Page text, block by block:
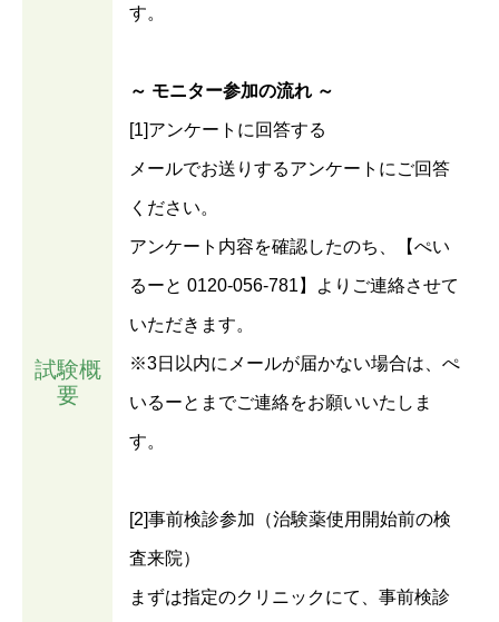
試験概
要
す。
～ モニター参加の流れ ～
[1]アンケートに回答する
メールでお送りするアンケートにご回答
ください。
アンケート内容を確認したのち、【ぺい
るーと 0120-056-781】よりご連絡させて
いただきます。
※3日以内にメールが届かない場合は、ぺ
いるーとまでご連絡をお願いいたしま
す。
[2]事前検診参加（治験薬使用開始前の検
査来院）
まずは指定のクリニックにて、事前検診